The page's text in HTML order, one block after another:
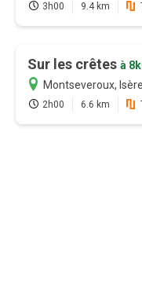
3h00 9.4 km
Sur les crêtes à
Montseveroux,
2h00 6.6 km